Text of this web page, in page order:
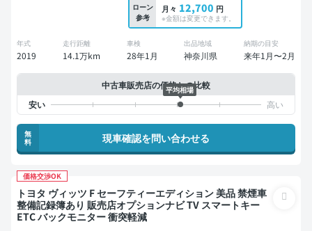
ローン
参考
月々 12,700 円
※金額は変更できます。
年式
2019
走行距離
14.1万km
車検
28年1月
出品地域
神奈川県
納期の目安
来年1月〜2月
中古車販売店の価格との比較
平均相場
無
料
現車確認を問い合わせる
価格交渉OK
トヨタ ヴィッツ F セーフティーエディション 美品 禁煙車
整備記録簿あり 販売店オプションナビ TV スマートキー
ETC バックモニター 衝突軽減